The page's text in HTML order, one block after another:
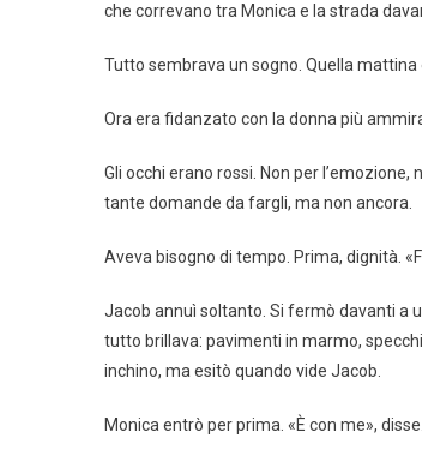
che correvano tra Monica e la strada
Tutto sembrava un sogno. Quella
Ora era fidanzato con la donna più
Gli occhi erano rossi. Non per
tante domande da fargli, ma non ancora.
Aveva bisogno di tempo. Prima, dignità.
Jacob annuì soltanto. Si fermò davanti a
tutto brillava: pavimenti in marmo,
inchino, ma esitò quando vide Jacob.
Monica entrò per prima. «È con me»,